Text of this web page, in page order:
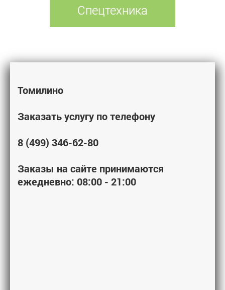
Спецтехника
Томилино
Заказать услугу по телефону
8 (499) 346-62-80
Заказы на сайте принимаются
ежедневно: 08:00 - 21:00